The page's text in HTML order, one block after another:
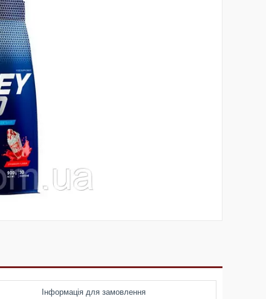
Інформація для замовлення